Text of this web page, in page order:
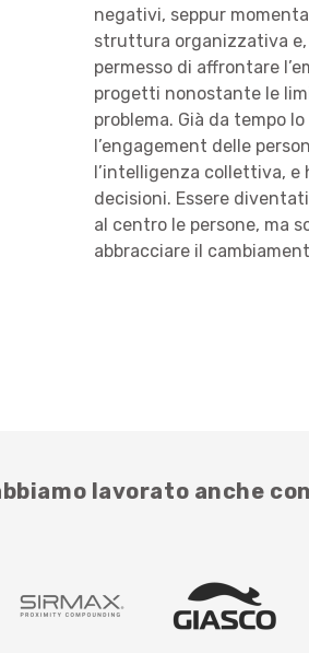
negativi, seppur
struttura organizzativa e,
permesso di affrontare
progetti nonostante le
problema. Già da tempo
l’engagement delle
l’intelligenza collettiva, e
decisioni. Essere
al centro le persone, ma
abbracciare il
lavorato anche